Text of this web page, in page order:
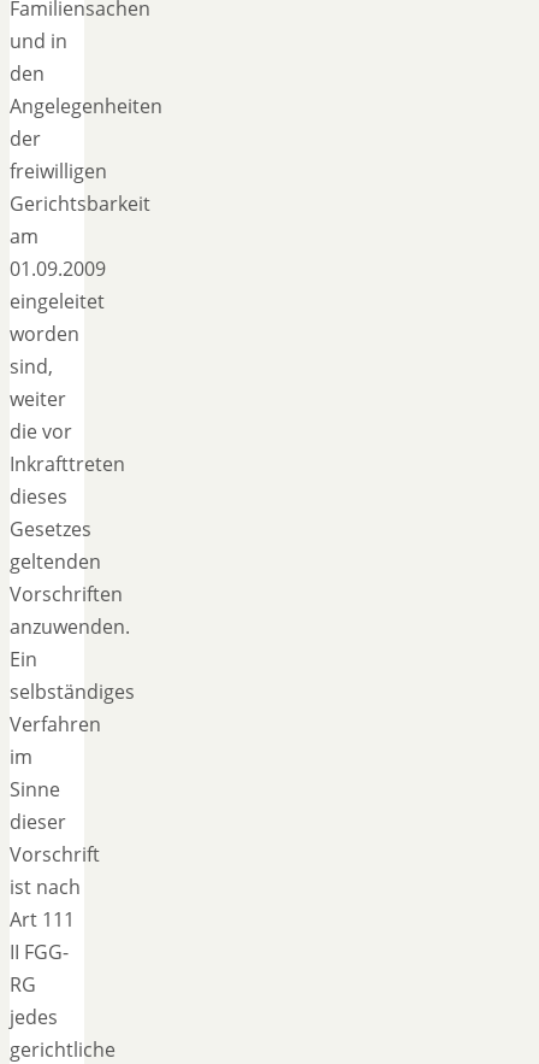
Familiensachen
und in
den
Angelegenheiten
der
freiwilligen
Gerichtsbarkeit
am
01.09.2009
eingeleitet
worden
sind,
weiter
die vor
Inkrafttreten
dieses
Gesetzes
geltenden
Vorschriften
anzuwenden.
Ein
selbständiges
Verfahren
im
Sinne
dieser
Vorschrift
ist nach
Art 111
II FGG-
RG
jedes
gerichtliche